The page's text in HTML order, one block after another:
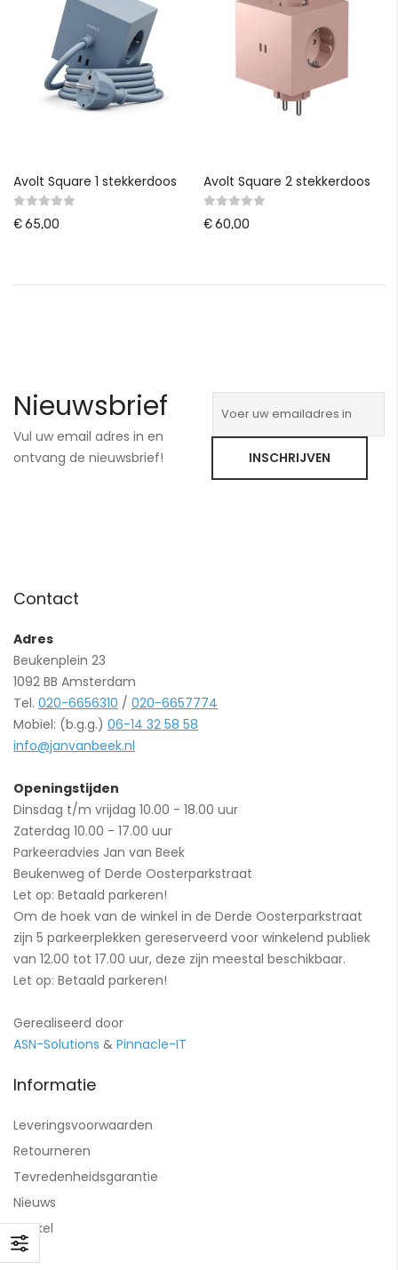
Avolt Square 1 stekkerdoos
€ 65,00
Avolt Square 2 stekkerdoos
€ 60,00
Nieuwsbrief
Vul uw email adres in en
ontvang de nieuwsbrief!
INSCHRIJVEN
Contact
Adres
Beukenplein 23
1092 BB Amsterdam
Tel. 020-6656310 / 020-6657774
Mobiel: (b.g.g.) 06-14 32 58 58
info@janvanbeek.nl
Openingstijden
Dinsdag t/m vrijdag 10.00 - 18.00 uur
Zaterdag 10.00 - 17.00 uur
Parkeeradvies Jan van Beek
Beukenweg of Derde Oosterparkstraat
Let op: Betaald parkeren!
Om de hoek van de winkel in de Derde Oosterparkstraat
zijn 5 parkeerplekken gereserveerd voor winkelend publiek
van 12.00 tot 17.00 uur, deze zijn meestal beschikbaar.
Let op: Betaald parkeren!
Gerealiseerd door
ASN-Solutions & Pinnacle-IT
Informatie
Leveringsvoorwaarden
Retourneren
Tevredenheidsgarantie
Nieuws
Winkel